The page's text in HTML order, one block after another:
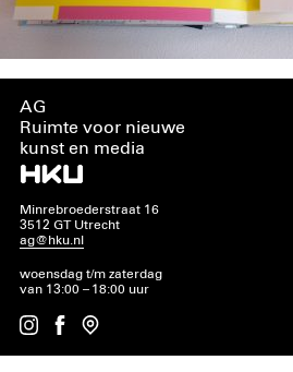
AG
Ruimte voor nieuwe
kunst en media
Minrebroederstraat 16
3512 GT Utrecht
ag@hku.nl
woensdag t/m zaterdag
van 13:00 – 18:00 uur